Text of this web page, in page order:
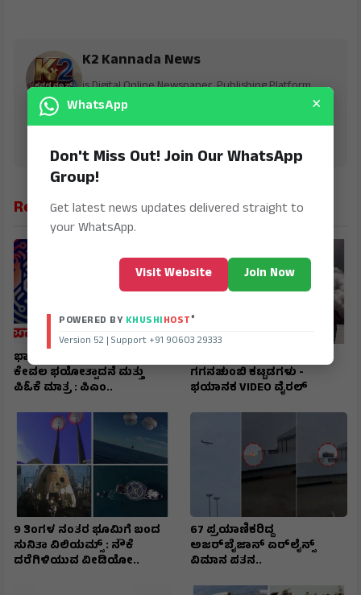
K2 Kannada News
is Digital Online Newspaper, Publishing Platform
From INDIA. Karnataka, National & International,
Updates including Politics, Business, Crime,
Breaking News From India & Around the World.
Related News
ಭಾರತ ಪಾಕಿಸ್ತಾನ ಮಾತುಕತೆ
ಕೇವಲ ಭಯೋತ್ಪಾದನೆ ಮತ್ತು
ಪಿಓಕೆ ಮಾತ್ರ : ಪಿಎಂ..
ಗಗನಚುಂಬಿ ಕಟ್ಟಡಗಳು -
ಭಯಾನಕ VIDEO ವೈರಲ್
9 ತಿಂಗಳ ನಂತರ ಭೂಮಿಗೆ ಬಂದ
ಸುನಿತಾ ವಿಲಿಯಮ್ಸ್ : ನೌಕೆ
ದರೆಗಿಳಿಯುವ ವೀಡಿಯೋ..
67 ಪ್ರಯಾಣಿಕರಿದ್ದ
ಅಜರ್‌ಬೈಜಾನ್ ಏರ್‌ಲೈನ್ಸ್
ವಿಮಾನ ಪತನ..
WhatsApp ×
Don't Miss Out! Join Our WhatsApp
Group!
Get latest news updates delivered straight to
your WhatsApp.
Visit Website Join Now
POWERED BY KHUSHIHOST®
Version 52 | Support +91 90603 29333